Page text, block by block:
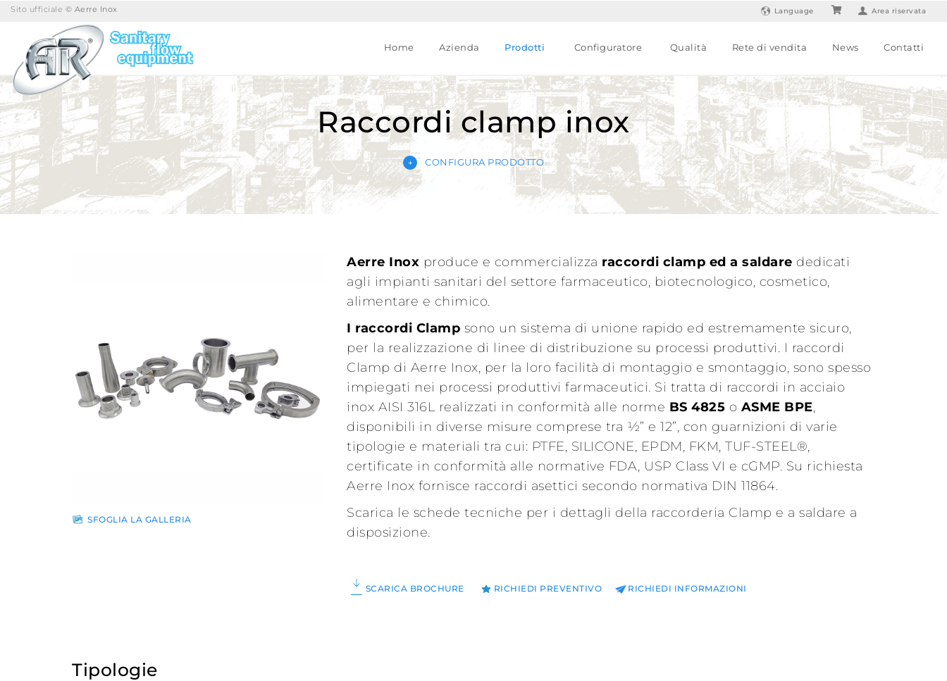
Sito ufficiale © Aerre Inox Area riservata
Language
Home Azienda Prodotti Configuratore Qualità Rete di vendita News Contatti
Raccordi clamp inox
CONFIGURA PRODOTTO
SFOGLIA LA GALLERIA
Aerre Inox produce e commercializza raccordi clamp ed a saldare dedicati
agli impianti sanitari del settore farmaceutico, biotecnologico, cosmetico,
alimentare e chimico.
I raccordi Clamp sono un sistema di unione rapido ed estremamente sicuro,
per la realizzazione di linee di distribuzione su processi produttivi. I raccordi
Clamp di Aerre Inox, per la loro facilità di montaggio e smontaggio, sono spesso
impiegati nei processi produttivi farmaceutici. Si tratta di raccordi in acciaio
inox AISI 316L realizzati in conformità alle norme BS 4825 o ASME BPE,
disponibili in diverse misure comprese tra ½” e 12”, con guarnizioni di varie
tipologie e materiali tra cui: PTFE, SILICONE, EPDM, FKM, TUF-STEEL®,
certificate in conformità alle normative FDA, USP Class VI e cGMP. Su richiesta
Aerre Inox fornisce raccordi asettici secondo normativa DIN 11864.
Scarica le schede tecniche per i dettagli della raccorderia Clamp e a saldare a
disposizione.
SCARICA BROCHURE RICHIEDI PREVENTIVO RICHIEDI INFORMAZIONI
Tipologie